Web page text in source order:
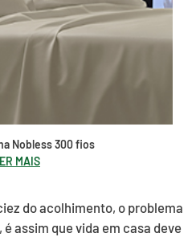
Nobless 300 fios
MAIS
do acolhimento, o problema
assim que vida em casa deve